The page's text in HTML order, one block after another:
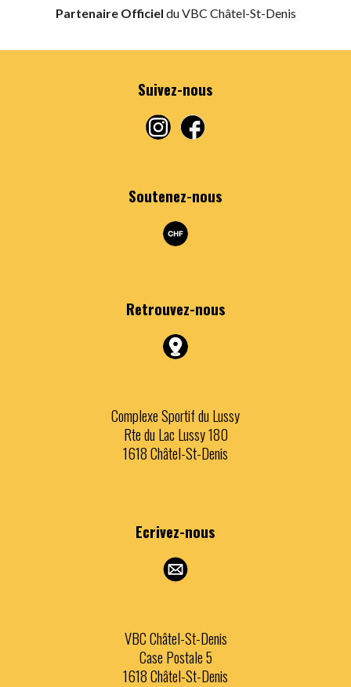
Partenaire Officiel du VBC Châtel-St-Denis
Suivez-nous
Soutenez-nous
Retrouvez-nous
Complexe Sportif du Lussy
Rte du Lac Lussy 180
1618 Châtel-St-Denis
Ecrivez-nous
VBC Châtel-St-Denis
Case Postale 5
1618 Châtel-St-Denis